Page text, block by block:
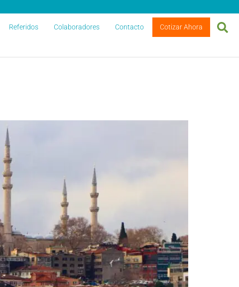
Referidos Colaboradores Contacto Cotizar Ahora